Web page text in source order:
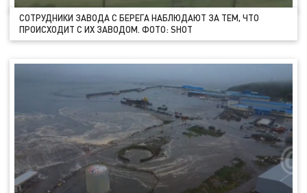
СОТРУДНИКИ ЗАВОДА С БЕРЕГА НАБЛЮДАЮТ ЗА ТЕМ, ЧТО
ПРОИСХОДИТ С ИХ ЗАВОДОМ. ФОТО: SHOT